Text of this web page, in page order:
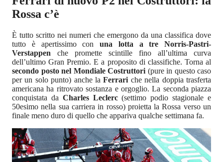
Rossa c’è
È tutto scritto nei numeri che emergono da una classifica dove
tutto è apertissimo con una lotta a tre Norris-Pastri-
Verstappen che promette scintille fino all’ultima curva
dell’ultimo Gran Premio. E a proposito di classifiche. Torna al
secondo posto nel Mondiale Costruttori (pure in questo caso
per un solo punto) anche laFerrari che nella doppia trasferta
americana ha ritrovato sostanza e orgoglio. La seconda piazza
conquistata da Charles Leclerc(settimo podio stagionale e
50esimo nella sua carriera in rosso) proietta la Rossa verso un
finale meno duro di quello che appariva qualche settimana fa.